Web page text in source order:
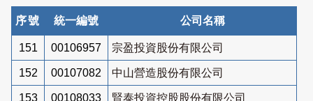
序號 統一編號 公司名稱
151 00106957 宗盈投資股份有限公司
152 00107082 中山營造股份有限公司
153 00108033 賢泰投資控股股份有限公司